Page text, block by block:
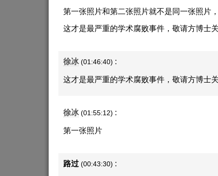
第一张照片和第二张照片就不是同一张照片
这才是最严重的学术腐败事件，敬请方博士
徐冰 (01:46:40) :
这才是最严重的学术腐败事件，敬请方博士
徐冰 (01:55:12) :
第一张照片
路过 (00:43:30) :